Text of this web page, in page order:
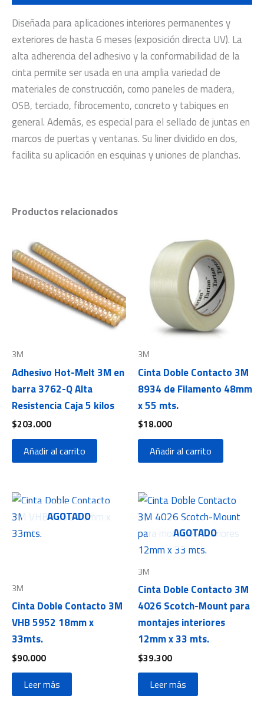
Diseñada para aplicaciones interiores permanentes y
exteriores de hasta 6 meses (exposición directa UV). La
alta adherencia del adhesivo y la conformabilidad de la
cinta permite ser usada en una amplia variedad de
materiales de construcción, como paneles de madera,
OSB, terciado, fibrocemento, concreto y tabiques en
general. Además, es especial para el sellado de juntas en
marcos de puertas y ventanas. Su liner dividido en dos,
facilita su aplicación en esquinas y uniones de planchas.
Productos relacionados
3M
Adhesivo Hot-Melt 3M en
barra 3762-Q Alta
Resistencia Caja 5 kilos
$203.000
Añadir al carrito
3M
Cinta Doble Contacto 3M
8934 de Filamento 48mm
x 55 mts.
$18.000
Añadir al carrito
AGOTADO
3M
Cinta Doble Contacto 3M
VHB 5952 18mm x
33mts.
$90.000
Leer más
AGOTADO
3M
Cinta Doble Contacto 3M
4026 Scotch-Mount para
montajes interiores
12mm x 33 mts.
$39.300
Leer más